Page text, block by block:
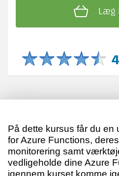
På dette kursus får du en
for Azure Functions,
monitorering samt
vedligeholde dine Azure
igennem kurset komme